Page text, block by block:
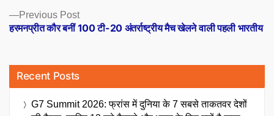
Previous PostPrevious
post:
हरमनप्रीत कौर बनीं 100 टी-20 अंतर्राष्ट्रीय मैच खेलने वाली पहली भारतीय
Recent Posts
G7 Summit 2026: फ्रांस में दुनिया के 7 सबसे ताकतवर देशों